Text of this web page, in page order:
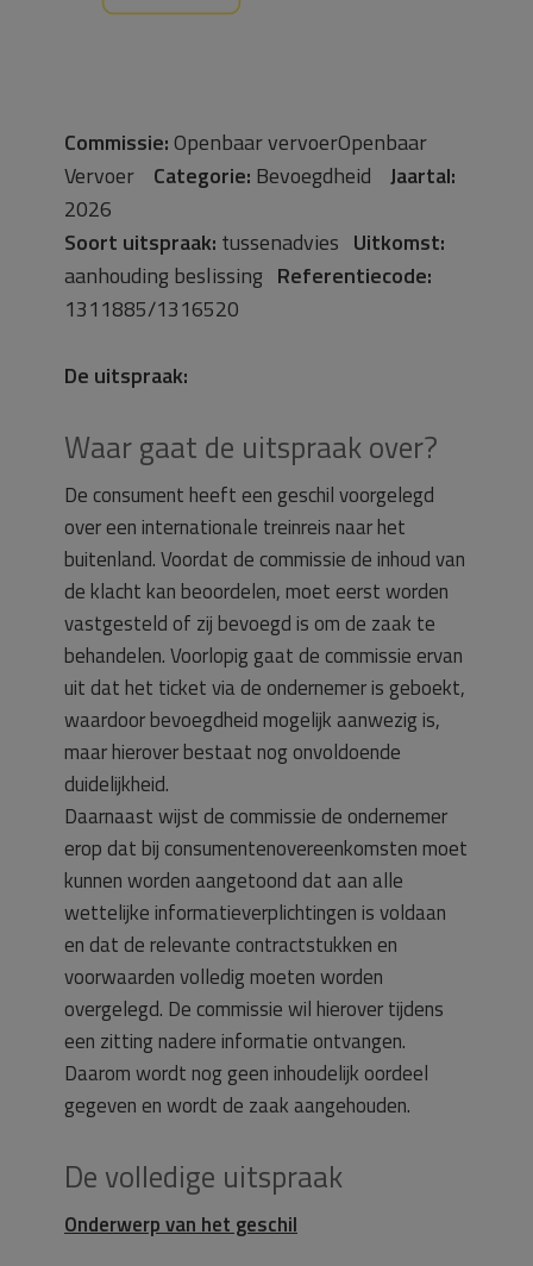
Commissie:Openbaar vervoerOpenbaar
Vervoer Categorie: Bevoegdheid Jaartal:
2026
Soort uitspraak: tussenadvies Uitkomst:
aanhouding beslissing Referentiecode:
1311885/1316520
De uitspraak:
Waar gaat de uitspraak over?
De consument heeft een geschil voorgelegd
over een internationale treinreis naar het
buitenland. Voordat de commissie de inhoud van
de klacht kan beoordelen, moet eerst worden
vastgesteld of zij bevoegd is om de zaak te
behandelen. Voorlopig gaat de commissie ervan
uit dat het ticket via de ondernemer is geboekt,
waardoor bevoegdheid mogelijk aanwezig is,
maar hierover bestaat nog onvoldoende
duidelijkheid.
Daarnaast wijst de commissie de ondernemer
erop dat bij consumentenovereenkomsten moet
kunnen worden aangetoond dat aan alle
wettelijke informatieverplichtingen is voldaan
en dat de relevante contractstukken en
voorwaarden volledig moeten worden
overgelegd. De commissie wil hierover tijdens
een zitting nadere informatie ontvangen.
Daarom wordt nog geen inhoudelijk oordeel
gegeven en wordt de zaak aangehouden.
De volledige uitspraak
Onderwerp van het geschil